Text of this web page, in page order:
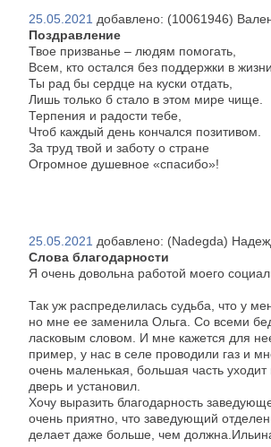
25.05.2021 добавлено: (10061946)
Поздравление
Твое призванье – людям помогать,
Всем, кто остался без поддержки в
Ты рад бы сердце на куски отдать,
Лишь только б стало в этом мире чище.
Терпения и радости тебе,
Чтоб каждый день кончался позитивом.
За труд твой и заботу о стране
Огромное душевное «спасибо»!
25.05.2021 добавлено: (Nadegda)
Слова благодарности
Я очень довольна работой моего
Так уж распределилась судьба, что у
но мне ее заменила Ольга. Со всеми
ласковым словом. И мне кажется для
пример, у нас в селе проводили газ и
очень маленькая, большая часть
дверь и установил.
Хочу выразить благодарность
очень приятно, что заведующий
делает даже больше, чем